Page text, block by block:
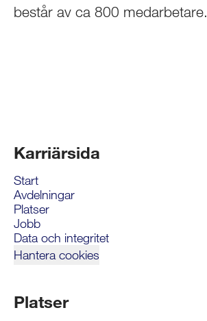
består av ca 800 medarbetare.
Karriärsida
Start
Avdelningar
Platser
Jobb
Data och integritet
Hantera cookies
Platser